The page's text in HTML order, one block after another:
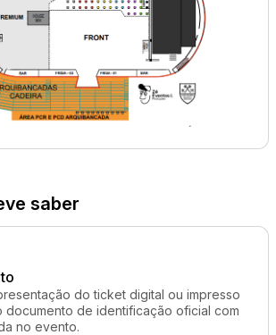
saber
do ticket digital ou impresso
documento de identificação oficial com
no evento.